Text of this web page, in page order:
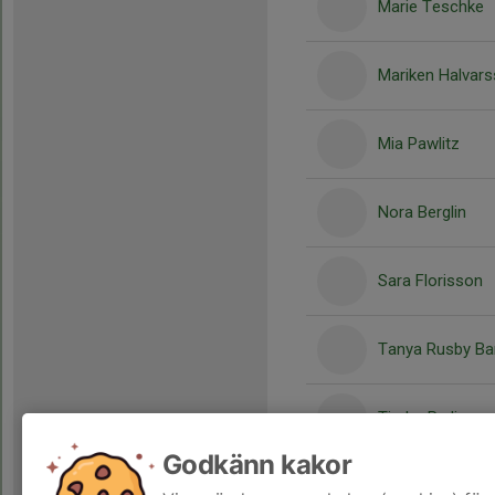
Marie Teschke
Mariken
Mia Pawlitz
Nora Berglin
Sara Florisson
Tanya Rusby
Tindra Rydin
Victoria Arfuch
Godkänn kakor